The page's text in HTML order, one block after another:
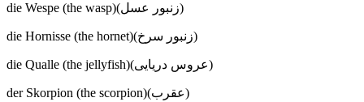
die Wespe (the wasp)(زنبور عسل)
die Hornisse (the hornet)(زنبور سرخ)
die Qualle (the jellyfish)(عروس دریایی)
der Skorpion (the scorpion)(عقرب)